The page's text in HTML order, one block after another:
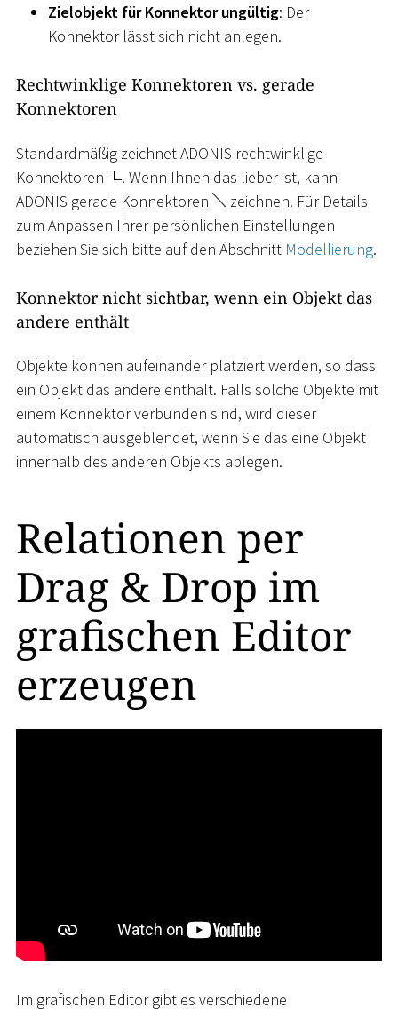
Zielobjekt für Konnektor ungültig: Der
Konnektor lässt sich nicht anlegen.
Rechtwinklige Konnektoren vs. gerade
Konnektoren
Standardmäßig zeichnet ADONIS rechtwinklige
Konnektoren
. Wenn Ihnen das lieber ist, kann
ADONIS gerade Konnektoren
zeichnen. Für Details
zum Anpassen Ihrer persönlichen Einstellungen
beziehen Sie sich bitte auf den Abschnitt Modellierung.
Konnektor nicht sichtbar, wenn ein Objekt das
andere enthält
Objekte können aufeinander platziert werden, so dass
ein Objekt das andere enthält. Falls solche Objekte mit
einem Konnektor verbunden sind, wird dieser
automatisch ausgeblendet, wenn Sie das eine Objekt
innerhalb des anderen Objekts ablegen.
Relationen per
Drag & Drop im
grafischen Editor
erzeugen
Im grafischen Editor gibt es verschiedene